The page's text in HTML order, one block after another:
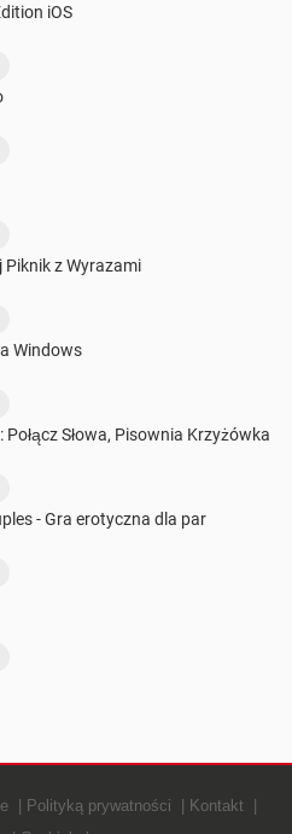
iOS
Piknik z Wyrazami
Windows
Słowa, Pisownia Krzyżówka
- Gra erotyczna dla par
Polityką prywatności
Kontakt